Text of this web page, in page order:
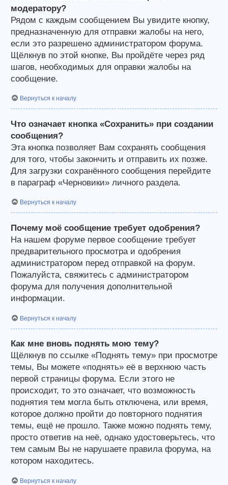
модератору?
Рядом с каждым сообщением Вы увидите кнопку,
предназначенную для отправки жалобы на него,
если это разрешено администратором форума.
Щёлкнув по этой кнопке, Вы пройдёте через ряд
шагов, необходимых для оправки жалобы на
сообщение.
Вернуться к началу
Что означает кнопка «Сохранить» при создании
сообщения?
Эта кнопка позволяет Вам сохранять сообщения
для того, чтобы закончить и отправить их позже.
Для загрузки сохранённого сообщения перейдите
в параграф «Черновики» личного раздела.
Вернуться к началу
Почему моё сообщение требует одобрения?
На нашем форуме первое сообщение требует
предварительного просмотра и одобрения
администратором перед отправкой на форум.
Пожалуйста, свяжитесь с администратором
форума для получения дополнительной
информации.
Вернуться к началу
Как мне вновь поднять мою тему?
Щёлкнув по ссылке «Поднять тему» при просмотре
темы, Вы можете «поднять» её в верхнюю часть
первой страницы форума. Если этого не
происходит, то это означает, что возможность
поднятия тем могла быть отключена, или время,
которое должно пройти до повторного поднятия
темы, ещё не прошло. Также можно поднять тему,
просто ответив на неё, однако удостоверьтесь, что
тем самым Вы не нарушаете правила форума, на
котором находитесь.
Вернуться к началу